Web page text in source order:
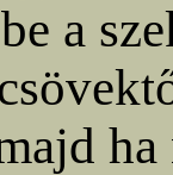
be a
ha